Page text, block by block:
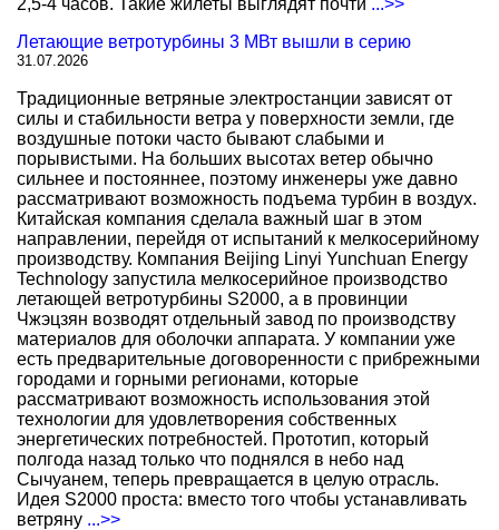
2,5-4 часов. Такие жилеты выглядят почти ...>>
Летающие ветротурбины 3 МВт вышли в серию
31.07.2026
Традиционные ветряные электростанции зависят от
силы и стабильности ветра у поверхности земли, где
воздушные потоки часто бывают слабыми и
порывистыми. На больших высотах ветер обычно
сильнее и постояннее, поэтому инженеры уже давно
рассматривают возможность подъема турбин в воздух.
Китайская компания сделала важный шаг в этом
направлении, перейдя от испытаний к мелкосерийному
производству. Компания Beijing Linyi Yunchuan Energy
Technology запустила мелкосерийное производство
летающей ветротурбины S2000, а в провинции
Чжэцзян возводят отдельный завод по производству
материалов для оболочки аппарата. У компании уже
есть предварительные договоренности с прибрежными
городами и горными регионами, которые
рассматривают возможность использования этой
технологии для удовлетворения собственных
энергетических потребностей. Прототип, который
полгода назад только что поднялся в небо над
Сычуанем, теперь превращается в целую отрасль.
Идея S2000 проста: вместо того чтобы устанавливать
ветряну ...>>